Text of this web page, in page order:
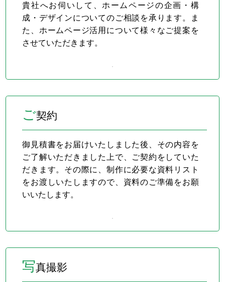
貴社へお伺いして、ホームページの企画・構
成・デザインについてのご相談を承ります。ま
た、ホームページ活用について様々なご提案を
させていただきます。
ご契約
御見積書をお届けいたしました後、その内容を
ご了解いただきました上で、ご契約をしていた
だきます。その際に、制作に必要な資料リスト
をお渡しいたしますので、資料のご準備をお願
いいたします。
写真撮影